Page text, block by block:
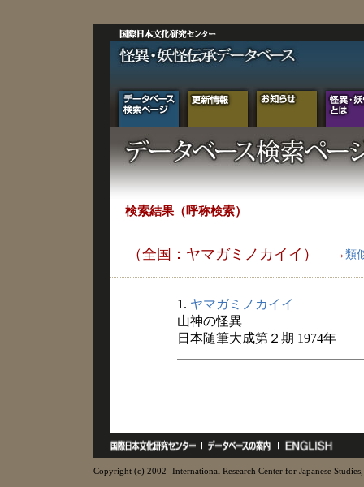
検索結果（呼称検索）
（全国：ヤマガミノカイイ） → 類
1. ヤマガミノカイイ
山神の怪異
日本随筆大成第２期 1974年
Copyright (c) 2002- International Research Center for Japanese